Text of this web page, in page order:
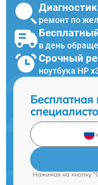
ремонт по
в день
Срочный
ноутбука HP
Бесплатная
Нажимая на кнопку